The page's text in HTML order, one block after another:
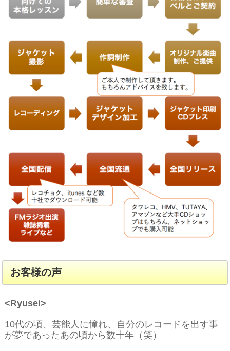
お客様の声
<Ryusei>
10代の頃、芸能人に憧れ、自分のレコードを出す事
が夢であったあの頃から数十年（笑）